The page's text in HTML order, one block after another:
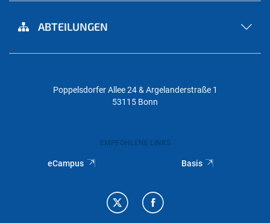
ABTEILUNGEN
Poppelsdorfer Allee 24 & Argelanderstraße 1
53115 Bonn
EMPFOHLENE LINKS
eCampus Basis